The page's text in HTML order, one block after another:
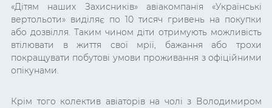
«Дітям наших Захисників» авіакомпанія «Українські
вертольоти» виділяє по 10 тисяч гривень на покупки
або дозвілля. Таким чином діти отримують можливість
втілювати в життя свої мрії, бажання або трохи
покращувати побутові умови проживання з офіційними
опікунами.
Крім того колектив авіаторів на чолі з Володимиром